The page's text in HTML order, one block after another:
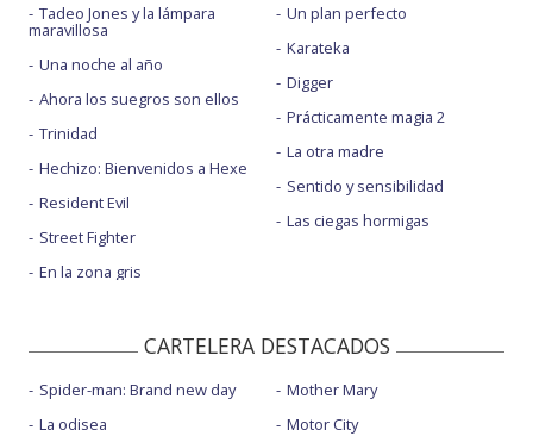
Tadeo Jones y la lámpara
maravillosa
Una noche al año
Ahora los suegros son ellos
Trinidad
Hechizo: Bienvenidos a Hexe
Resident Evil
Street Fighter
En la zona gris
Un plan perfecto
Karateka
Digger
Prácticamente magia 2
La otra madre
Sentido y sensibilidad
Las ciegas hormigas
CARTELERA DESTACADOS
Spider-man: Brand new day
La odisea
Mother Mary
Motor City